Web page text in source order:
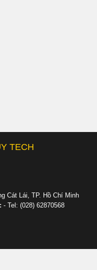
TECH
Cát Lái, TP. Hồ Chí Minh
- Tel: (028) 62870568